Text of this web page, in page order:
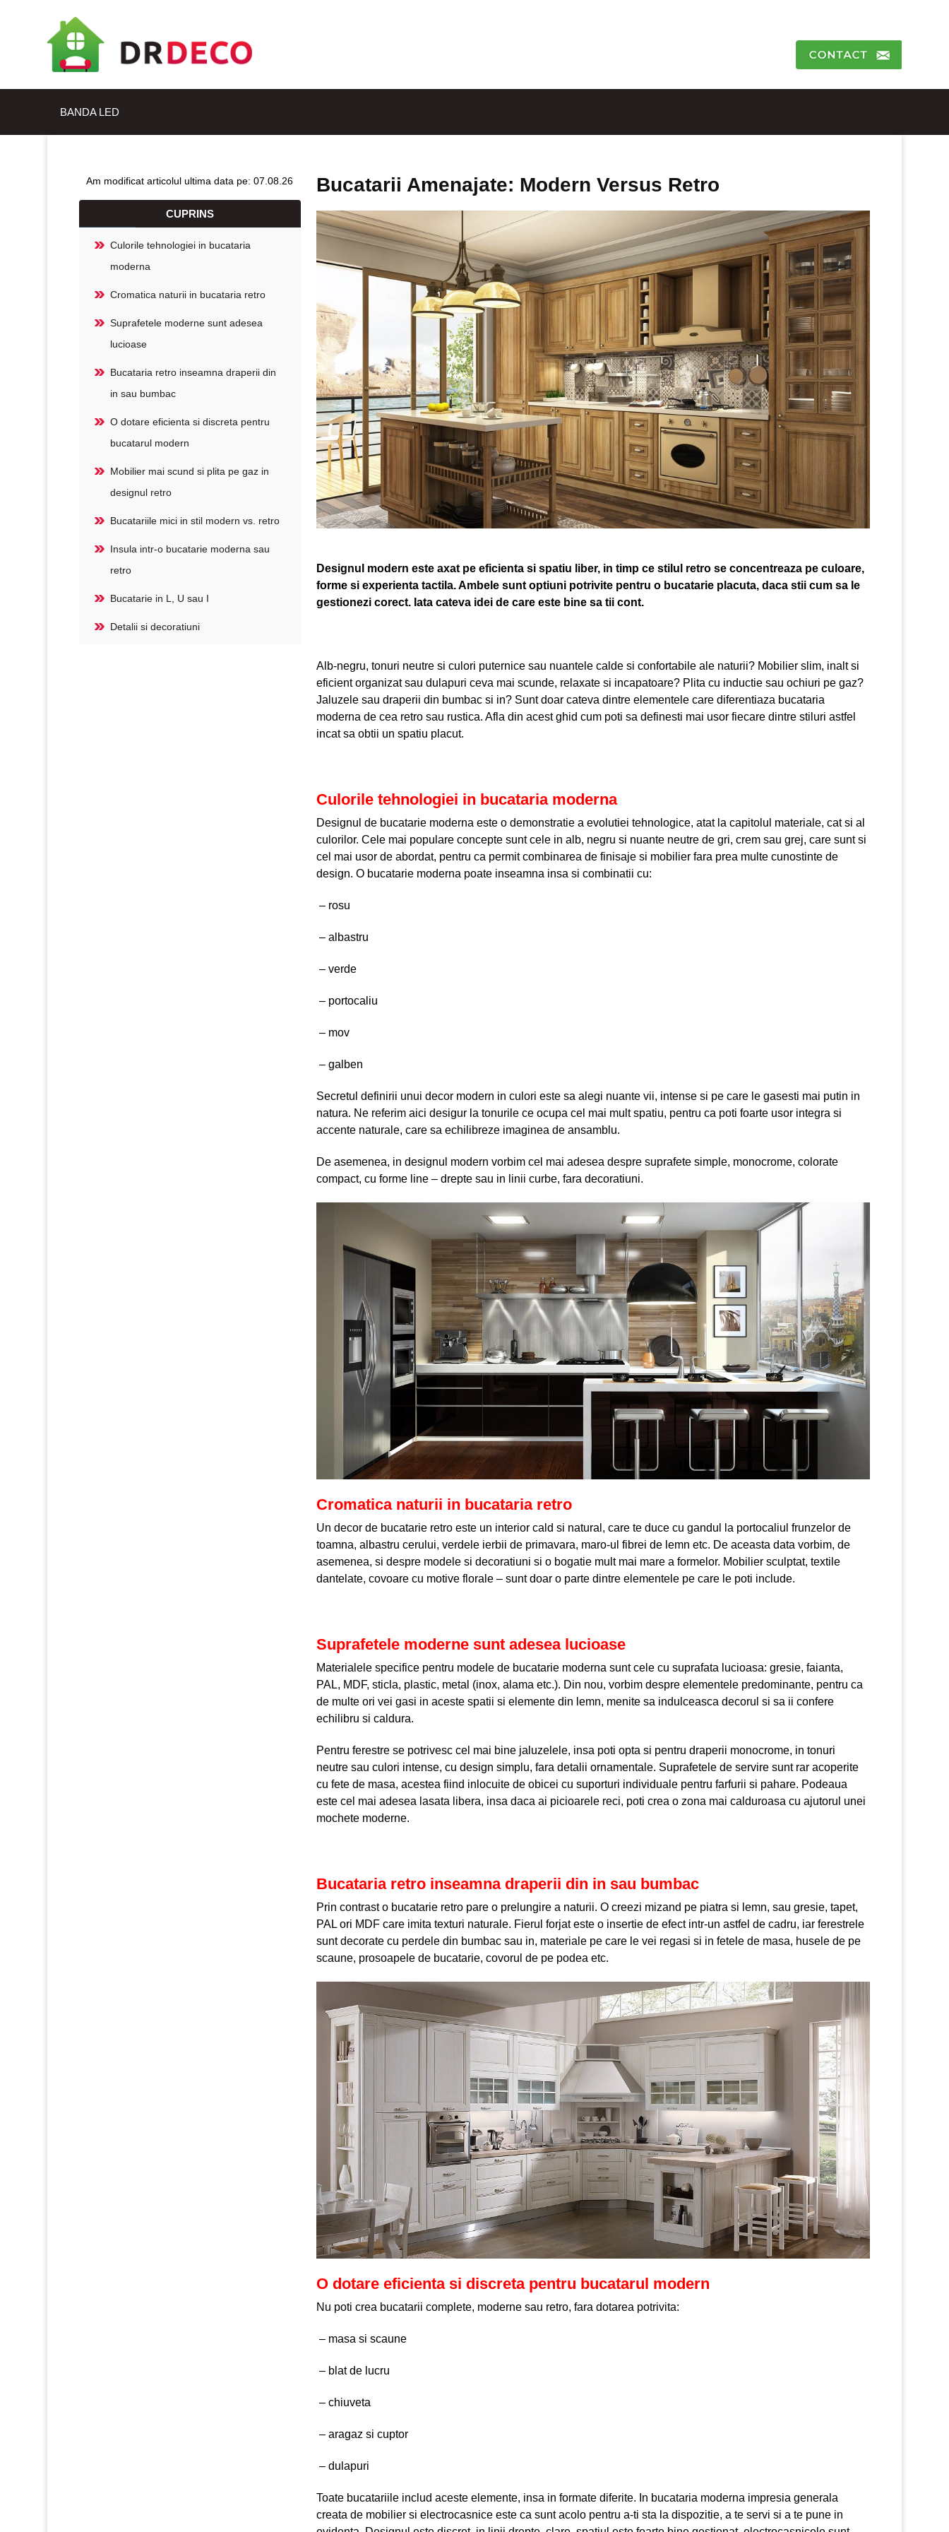
BANDA LED
Am modificat articolul ultima data pe: 07.08.26
CUPRINS
Culorile tehnologiei in bucataria
moderna
Cromatica naturii in bucataria retro
Suprafetele moderne sunt adesea
lucioase
Bucataria retro inseamna draperii din
in sau bumbac
O dotare eficienta si discreta pentru
bucatarul modern
Mobilier mai scund si plita pe gaz in
designul retro
Bucatariile mici in stil modern vs. retro
Insula intr-o bucatarie moderna sau
retro
Bucatarie in L, U sau I
Detalii si decoratiuni
Bucatarii Amenajate: Modern Versus Retro
Designul modern este axat pe eficienta si spatiu liber, in timp ce stilul retro se concentreaza pe culoare,
forme si experienta tactila. Ambele sunt optiuni potrivite pentru o bucatarie placuta, daca stii cum sa le
gestionezi corect. Iata cateva idei de care este bine sa tii cont.
Alb-negru, tonuri neutre si culori puternice sau nuantele calde si confortabile ale naturii? Mobilier slim, inalt si
eficient organizat sau dulapuri ceva mai scunde, relaxate si incapatoare? Plita cu inductie sau ochiuri pe gaz?
Jaluzele sau draperii din bumbac si in? Sunt doar cateva dintre elementele care diferentiaza bucataria
moderna de cea retro sau rustica. Afla din acest ghid cum poti sa definesti mai usor fiecare dintre stiluri astfel
incat sa obtii un spatiu placut.
Culorile tehnologiei in bucataria moderna
Designul de bucatarie moderna este o demonstratie a evolutiei tehnologice, atat la capitolul materiale, cat si al
culorilor. Cele mai populare concepte sunt cele in alb, negru si nuante neutre de gri, crem sau grej, care sunt si
cel mai usor de abordat, pentru ca permit combinarea de finisaje si mobilier fara prea multe cunostinte de
design. O bucatarie moderna poate inseamna insa si combinatii cu:
– rosu
– albastru
– verde
– portocaliu
– mov
– galben
Secretul definirii unui decor modern in culori este sa alegi nuante vii, intense si pe care le gasesti mai putin in
natura. Ne referim aici desigur la tonurile ce ocupa cel mai mult spatiu, pentru ca poti foarte usor integra si
accente naturale, care sa echilibreze imaginea de ansamblu.
De asemenea, in designul modern vorbim cel mai adesea despre suprafete simple, monocrome, colorate
compact, cu forme line – drepte sau in linii curbe, fara decoratiuni.
Cromatica naturii in bucataria retro
Un decor de bucatarie retro este un interior cald si natural, care te duce cu gandul la portocaliul frunzelor de
toamna, albastru cerului, verdele ierbii de primavara, maro-ul fibrei de lemn etc. De aceasta data vorbim, de
asemenea, si despre modele si decoratiuni si o bogatie mult mai mare a formelor. Mobilier sculptat, textile
dantelate, covoare cu motive florale – sunt doar o parte dintre elementele pe care le poti include.
Suprafetele moderne sunt adesea lucioase
Materialele specifice pentru modele de bucatarie moderna sunt cele cu suprafata lucioasa: gresie, faianta,
PAL, MDF, sticla, plastic, metal (inox, alama etc.). Din nou, vorbim despre elementele predominante, pentru ca
de multe ori vei gasi in aceste spatii si elemente din lemn, menite sa indulceasca decorul si sa ii confere
echilibru si caldura.
Pentru ferestre se potrivesc cel mai bine jaluzelele, insa poti opta si pentru draperii monocrome, in tonuri
neutre sau culori intense, cu design simplu, fara detalii ornamentale. Suprafetele de servire sunt rar acoperite
cu fete de masa, acestea fiind inlocuite de obicei cu suporturi individuale pentru farfurii si pahare. Podeaua
este cel mai adesea lasata libera, insa daca ai picioarele reci, poti crea o zona mai calduroasa cu ajutorul unei
mochete moderne.
Bucataria retro inseamna draperii din in sau bumbac
Prin contrast o bucatarie retro pare o prelungire a naturii. O creezi mizand pe piatra si lemn, sau gresie, tapet,
PAL ori MDF care imita texturi naturale. Fierul forjat este o insertie de efect intr-un astfel de cadru, iar ferestrele
sunt decorate cu perdele din bumbac sau in, materiale pe care le vei regasi si in fetele de masa, husele de pe
scaune, prosoapele de bucatarie, covorul de pe podea etc.
O dotare eficienta si discreta pentru bucatarul modern
Nu poti crea bucatarii complete, moderne sau retro, fara dotarea potrivita:
– masa si scaune
– blat de lucru
– chiuveta
– aragaz si cuptor
– dulapuri
Toate bucatariile includ aceste elemente, insa in formate diferite. In bucataria moderna impresia generala
creata de mobilier si electrocasnice este ca sunt acolo pentru a-ti sta la dispozitie, a te servi si a te pune in